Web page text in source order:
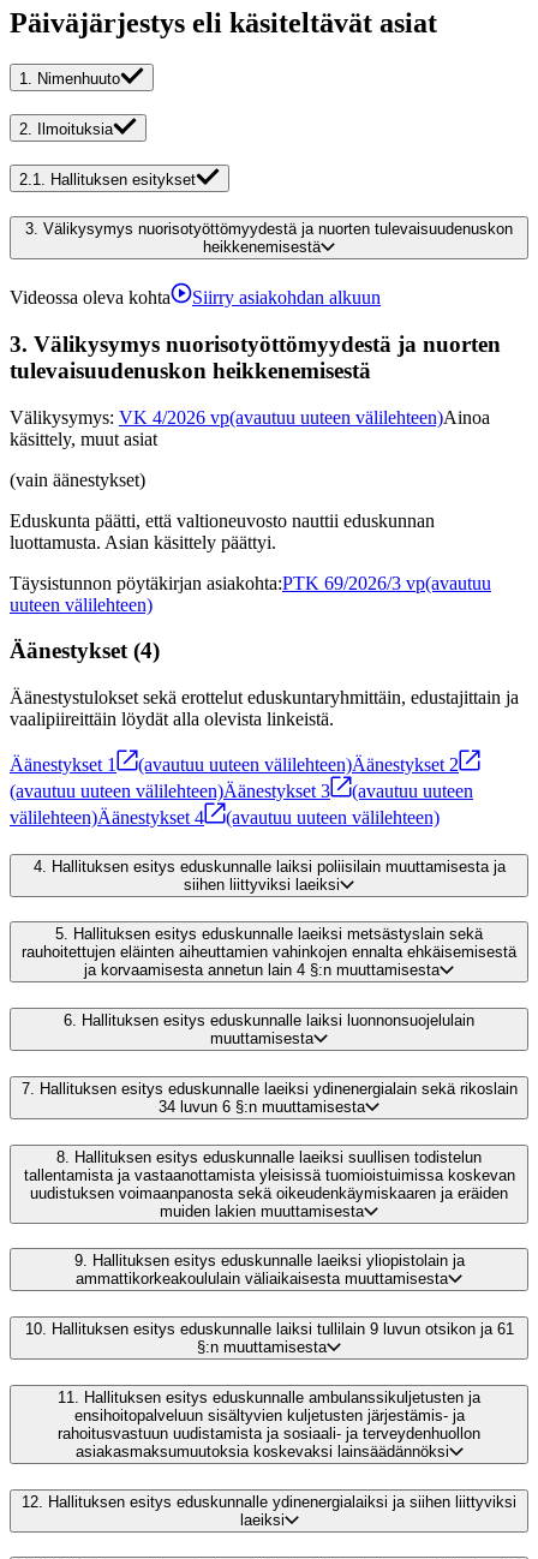
Päiväjärjestys eli käsiteltävät asiat
1. Nimenhuuto
2. Ilmoituksia
2.1. Hallituksen esitykset
3. Välikysymys nuorisotyöttömyydestä ja nuorten tulevaisuudenuskon
heikkenemisestä
Videossa oleva kohta Siirry asiakohdan alkuun
3. Välikysymys nuorisotyöttömyydestä ja nuorten
tulevaisuudenuskon heikkenemisestä
Välikysymys: VK 4/2026 vp(avautuu uuteen välilehteen)Ainoa
käsittely, muut asiat
(vain äänestykset)
Eduskunta päätti, että valtioneuvosto nauttii eduskunnan
luottamusta. Asian käsittely päättyi.
Täysistunnon pöytäkirjan asiakohta:PTK 69/2026/3 vp(avautuu
uuteen välilehteen)
Äänestykset(4)
Äänestystulokset sekä erottelut eduskuntaryhmittäin, edustajittain ja
vaalipiireittäin löydät alla olevista linkeistä.
Äänestykset 1 (avautuu uuteen välilehteen)Äänestykset 2
(avautuu uuteen välilehteen)Äänestykset 3
(avautuu uuteen
välilehteen)Äänestykset 4 (avautuu uuteen välilehteen)
4.
Hallituksen esitys eduskunnalle laiksi poliisilain muuttamisesta ja
siihen liittyviksi laeiksi
5. Hallituksen esitys eduskunnalle laeiksi metsästyslain sekä
rauhoitettujen eläinten aiheuttamien vahinkojen ennalta ehkäisemisestä
ja korvaamisesta annetun lain 4 §:n muuttamisesta
6. Hallituksen esitys eduskunnalle laiksi luonnonsuojelulain
muuttamisesta
7.
Hallituksen esitys eduskunnalle laeiksi ydinenergialain sekä rikoslain
34 luvun 6 §:n muuttamisesta
8. Hallituksen esitys eduskunnalle laeiksi suullisen todistelun
tallentamista ja vastaanottamista yleisissä tuomioistuimissa koskevan
uudistuksen voimaanpanosta sekä oikeudenkäymiskaaren ja eräiden
muiden lakien muuttamisesta
9. Hallituksen esitys eduskunnalle laeiksi yliopistolain ja
ammattikorkeakoululain väliaikaisesta muuttamisesta
10. Hallituksen esitys eduskunnalle laiksi tullilain 9 luvun otsikon ja 61
§:n muuttamisesta
11.
Hallituksen esitys eduskunnalle ambulanssikuljetusten ja
ensihoitopalveluun sisältyvien kuljetusten järjestämis- ja
rahoitusvastuun uudistamista ja sosiaali- ja terveydenhuollon
asiakasmaksumuutoksia koskevaksi lainsäädännöksi
12. Hallituksen esitys eduskunnalle ydinenergialaiksi ja siihen liittyviksi
laeiksi